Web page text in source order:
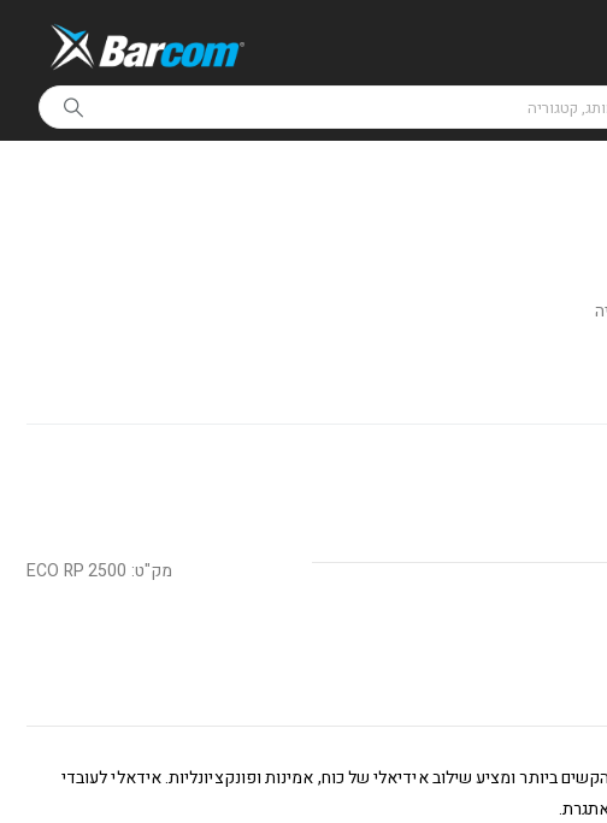
מק"ט: ECO RP 2500
לעמוד בתנאים הקשים ביותר ומציע שילוב אידיאלי של כוח, אמינות ופונקציונליות. אידאלי לעובדי